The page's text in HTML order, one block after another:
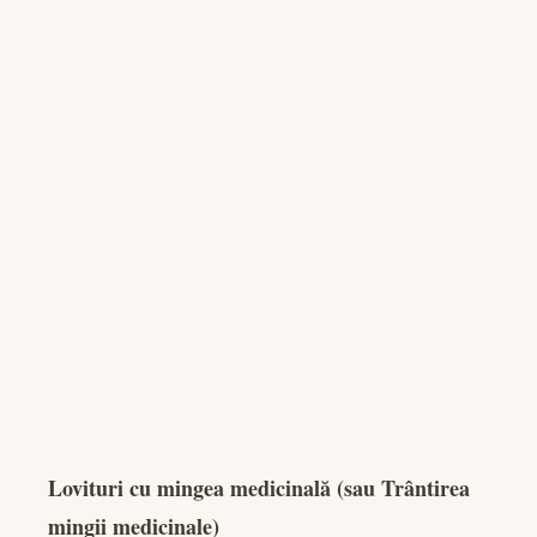
Lovituri cu mingea medicinală (sau Trântirea
mingii medicinale)